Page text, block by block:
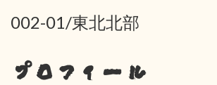
002-01/東北北部
プロフィール